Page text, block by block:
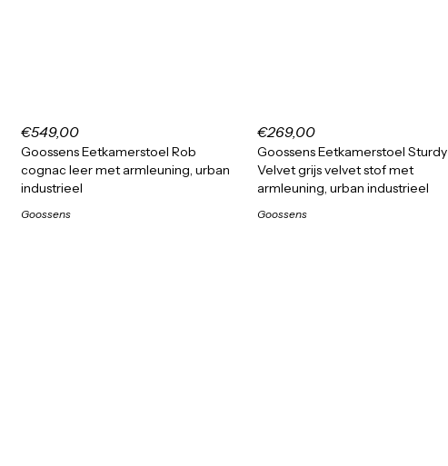
€549,00
Goossens Eetkamerstoel Rob
cognac leer met armleuning, urban
industrieel
Goossens
€269,00
Goossens Eetkamerstoel Sturdy
Velvet grijs velvet stof met
armleuning, urban industrieel
Goossens